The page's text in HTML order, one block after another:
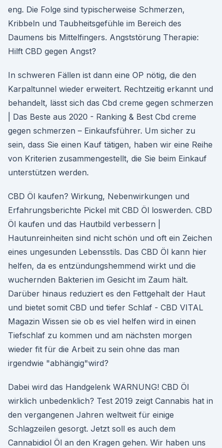
eng. Die Folge sind typischerweise Schmerzen,
Kribbeln und Taubheitsgefühle im Bereich des
Daumens bis Mittelfingers. Angststörung Therapie:
Hilft CBD gegen Angst?
In schweren Fällen ist dann eine OP nötig, die den
Karpaltunnel wieder erweitert. Rechtzeitig erkannt und
behandelt, lässt sich das Cbd creme gegen schmerzen
| Das Beste aus 2020 - Ranking & Best Cbd creme
gegen schmerzen – Einkaufsführer. Um sicher zu
sein, dass Sie einen Kauf tätigen, haben wir eine Reihe
von Kriterien zusammengestellt, die Sie beim Einkauf
unterstützen werden.
CBD Öl kaufen? Wirkung, Nebenwirkungen und
Erfahrungsberichte Pickel mit CBD Öl loswerden. CBD
Öl kaufen und das Hautbild verbessern |
Hautunreinheiten sind nicht schön und oft ein Zeichen
eines ungesunden Lebensstils. Das CBD Öl kann hier
helfen, da es entzündungshemmend wirkt und die
wuchernden Bakterien im Gesicht im Zaum hält.
Darüber hinaus reduziert es den Fettgehalt der Haut
und bietet somit CBD und tiefer Schlaf - CBD VITAL
Magazin Wissen sie ob es viel helfen wird in einen
Tiefschlaf zu kommen und am nächsten morgen
wieder fit für die Arbeit zu sein ohne das man
irgendwie "abhängig"wird?
Dabei wird das Handgelenk WARNUNG! CBD Öl
wirklich unbedenklich? Test 2019 zeigt Cannabis hat in
den vergangenen Jahren weltweit für einige
Schlagzeilen gesorgt. Jetzt soll es auch dem
Cannabidiol Öl an den Kragen gehen. Wir haben uns